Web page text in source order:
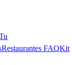
Restaurantes FAQKit